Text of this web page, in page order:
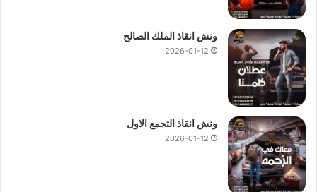
ونش انقاذ الملك الصالح
2026-01-12
ونش انقاذ التجمع الاول
2026-01-12